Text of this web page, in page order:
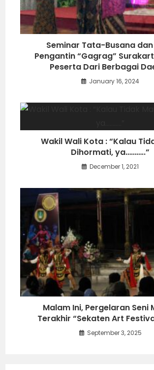
Seminar Tata-Busana dan
Pengantin “Gagrag”
Peserta Dari Berbagai
January 16, 2024
Wakil Wali Kota : “Kalau
Dihormati, ya………..”
December 1, 2021
Malam Ini, Pergelaran Seni
Terakhir “Sekaten Art
September 3, 2025